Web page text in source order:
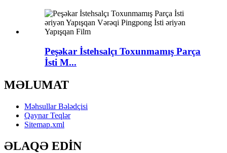
Peşəkar İstehsalçı Toxunmamış Parça
İsti M...
MƏLUMAT
Məhsullar Bələdçisi
Qaynar Teqlər
Sitemap.xml
ƏLAQƏ EDİN